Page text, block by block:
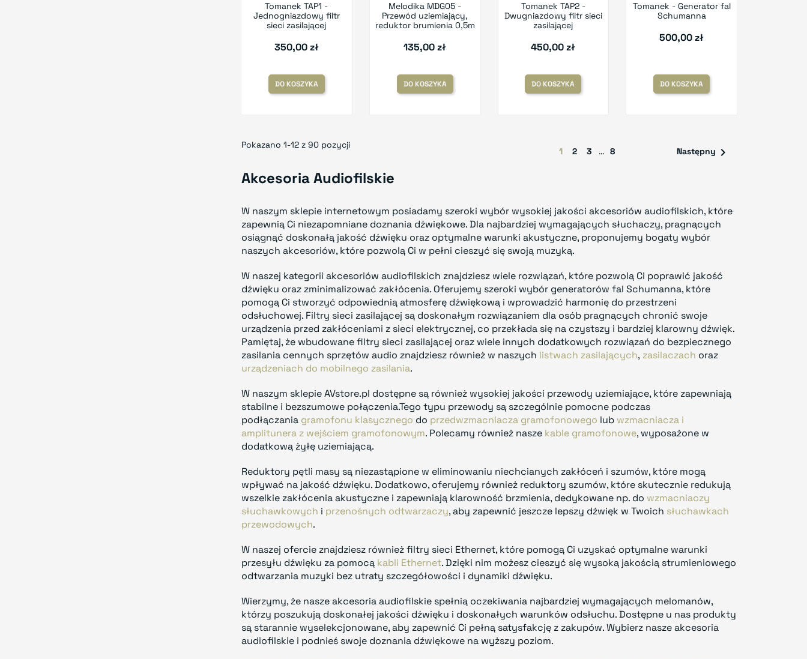
Tomanek TAP1 -
Jednogniazdowy filtr
sieci zasilającej
350,00 zł
DO KOSZYKA
Melodika MDG05 -
Przewód uziemiający,
reduktor brumienia 0,5m
135,00 zł
DO KOSZYKA
Tomanek TAP2 -
Dwugniazdowy filtr sieci
zasilającej
450,00 zł
DO KOSZYKA
Tomanek - Generator fal
Schumanna
500,00 zł
DO KOSZYKA
Pokazano 1-12 z 90 pozycji
1 2 3 … 8 Następny 
Akcesoria Audiofilskie
W naszym sklepie internetowym posiadamy szeroki wybór wysokiej jakości akcesoriów audiofilskich, które
zapewnią Ci niezapomniane doznania dźwiękowe. Dla najbardziej wymagających słuchaczy, pragnących
osiągnąć doskonałą jakość dźwięku oraz optymalne warunki akustyczne, proponujemy bogaty wybór
naszych akcesoriów, które pozwolą Ci w pełni cieszyć się swoją muzyką.
W naszej kategorii akcesoriów audiofilskich znajdziesz wiele rozwiązań, które pozwolą Ci poprawić jakość
dźwięku oraz zminimalizować zakłócenia. Oferujemy szeroki wybór generatorów fal Schumanna, które
pomogą Ci stworzyć odpowiednią atmosferę dźwiękową i wprowadzić harmonię do przestrzeni
odsłuchowej. Filtry sieci zasilającej są doskonałym rozwiązaniem dla osób pragnących chronić swoje
urządzenia przed zakłóceniami z sieci elektrycznej, co przekłada się na czystszy i bardziej klarowny dźwięk.
Pamiętaj, że wbudowane filtry sieci zasilającej oraz wiele innych dodatkowych rozwiązań do bezpiecznego
zasilania cennych sprzętów audio znajdziesz również w naszych listwach zasilających, zasilaczach oraz
urządzeniach do mobilnego zasilania.
W naszym sklepie AVstore.pl dostępne są również wysokiej jakości przewody uziemiające, które zapewniają
stabilne i bezszumowe połączenia.Tego typu przewody są szczególnie pomocne podczas
podłączania gramofonu klasycznego do przedwzmacniacza gramofonowego lub wzmacniacza i
amplitunera z wejściem gramofonowym. Polecamy również nasze kable gramofonowe, wyposażone w
dodatkową żyłę uziemiającą.
Reduktory pętli masy są niezastąpione w eliminowaniu niechcianych zakłóceń i szumów, które mogą
wpływać na jakość dźwięku. Dodatkowo, oferujemy również reduktory szumów, które skutecznie redukują
wszelkie zakłócenia akustyczne i zapewniają klarowność brzmienia, dedykowane np. do wzmacniaczy
słuchawkowych i przenośnych odtwarzaczy, aby zapewnić jeszcze lepszy dźwięk w Twoich słuchawkach
przewodowych.
W naszej ofercie znajdziesz również filtry sieci Ethernet, które pomogą Ci uzyskać optymalne warunki
przesyłu dźwięku za pomocą kabli Ethernet. Dzięki nim możesz cieszyć się wysoką jakością strumieniowego
odtwarzania muzyki bez utraty szczegółowości i dynamiki dźwięku.
Wierzymy, że nasze akcesoria audiofilskie spełnią oczekiwania najbardziej wymagających melomanów,
którzy poszukują doskonałej jakości dźwięku i doskonałych warunków odsłuchu. Dostępne u nas produkty
są starannie wyselekcjonowane, aby zapewnić Ci pełną satysfakcję z zakupów. Wybierz nasze akcesoria
audiofilskie i podnieś swoje doznania dźwiękowe na wyższy poziom.